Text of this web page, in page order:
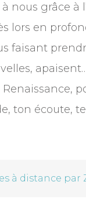
nous grâce à
lors en
faisant
ton écoute,
à distance par